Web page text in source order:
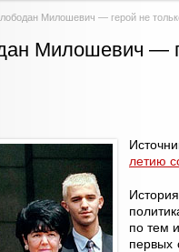
Милошевич — герой не
Милошевич —
летию
по тем
первых